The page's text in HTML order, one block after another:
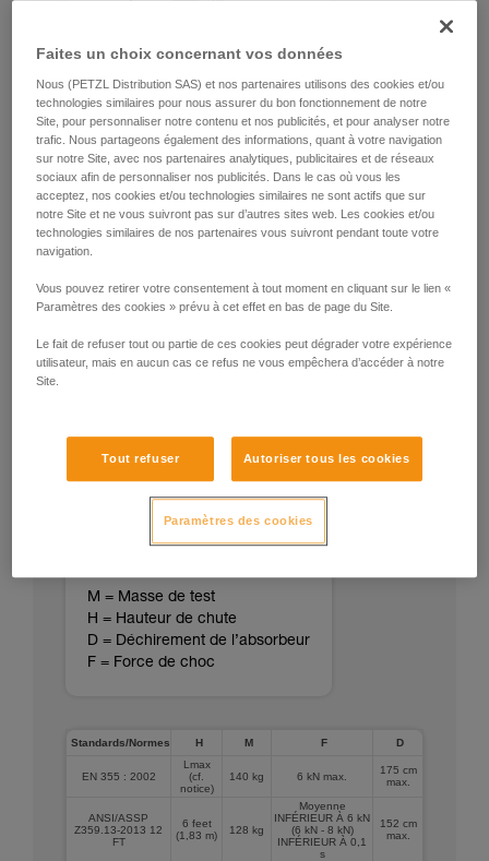
M = Masse de test
H = Hauteur de chute
D = Déchirement de l’absorbeur
F = Force de choc
Standards/Normes H M F D
EN 355 : 2002
Lmax
(cf.
notice)
140 kg 6 kN max.
175 cm
max.
ANSI/ASSP
Z359.13-2013 12
FT
6 feet
(1,83 m)
128 kg
Moyenne
INFÉRIEUR À 6 kN
(6 kN - 8 kN)
INFÉRIEUR À 0,1
s
152 cm
max.
Faites un choix concernant vos données
Nous (PETZL Distribution SAS) et nos partenaires utilisons des cookies et/ou
technologies similaires pour nous assurer du bon fonctionnement de notre
Site, pour personnaliser notre contenu et nos publicités, et pour analyser notre
trafic. Nous partageons également des informations, quant à votre navigation
sur notre Site, avec nos partenaires analytiques, publicitaires et de réseaux
sociaux afin de personnaliser nos publicités. Dans le cas où vous les
acceptez, nos cookies et/ou technologies similaires ne sont actifs que sur
notre Site et ne vous suivront pas sur d’autres sites web. Les cookies et/ou
technologies similaires de nos partenaires vous suivront pendant toute votre
navigation.
Vous pouvez retirer votre consentement à tout moment en cliquant sur le lien «
Paramètres des cookies » prévu à cet effet en bas de page du Site.
Le fait de refuser tout ou partie de ces cookies peut dégrader votre expérience
utilisateur, mais en aucun cas ce refus ne vous empêchera d’accéder à notre
Site.
Tout refuser Autoriser tous les cookies
Paramètres des cookies